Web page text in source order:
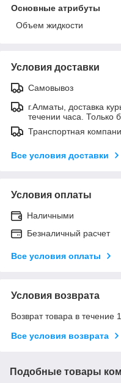
Основные атрибуты
Объем жидкости
Условия доставки
Самовывоз
г.Алматы, доставка
течении часа. Только
Транспортная
Все условия доставки
Условия оплаты
Наличными
Безналичный расчет
Все условия оплаты
Условия возврата
Возврат товара в течение
Все условия возврата
Подобные товары